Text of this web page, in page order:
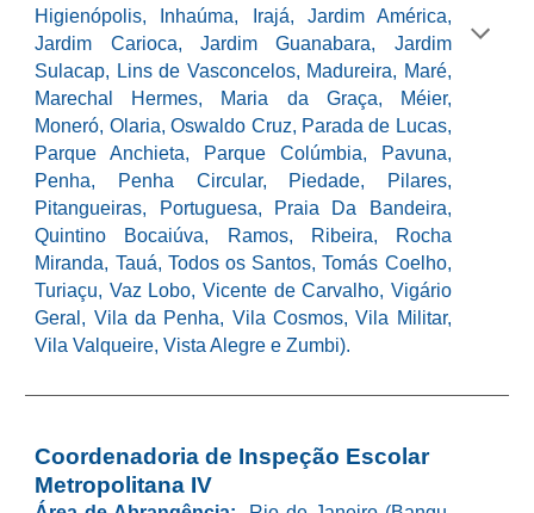
Higienópolis, Inhaúma, Irajá, Jardim América,
Jardim Carioca, Jardim Guanabara, Jardim
Sulacap, Lins de Vasconcelos, Madureira, Maré,
Marechal Hermes, Maria da Graça, Méier,
Moneró, Olaria, Oswaldo Cruz, Parada de Lucas,
Parque Anchieta, Parque Colúmbia, Pavuna,
Penha, Penha Circular, Piedade, Pilares,
Pitangueiras, Portuguesa, Praia Da Bandeira,
Quintino Bocaiúva, Ramos, Ribeira, Rocha
Miranda, Tauá, Todos os Santos, Tomás Coelho,
Turiaçu, Vaz Lobo, Vicente de Carvalho, Vigário
Geral, Vila da Penha, Vila Cosmos, Vila Militar,
Vila Valqueire, Vista Alegre e Zumbi).
Coordenadoria de Inspeção Escolar
Metropolitana IV